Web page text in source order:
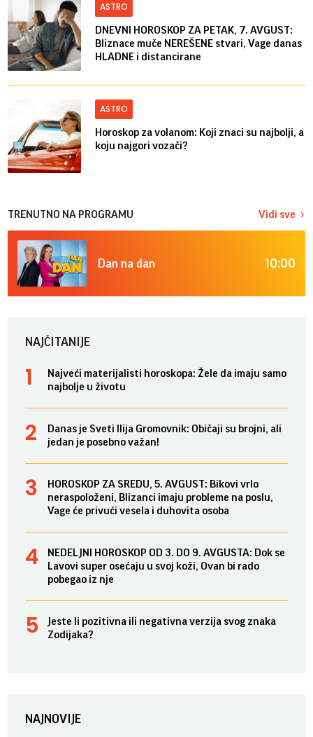
ASTRO
DNEVNI HOROSKOP ZA PETAK, 7. AVGUST:
Bliznace muče NEREŠENE stvari, Vage danas
HLADNE i distancirane
ASTRO
Horoskop za volanom: Koji znaci su najbolji, a
koju najgori vozači?
TRENUTNO NA PROGRAMU Vidi sve
Dan na dan 10:00
NAJČITANIJE
Najveći materijalisti horoskopa: Žele da imaju samo
najbolje u životu
Danas je Sveti Ilija Gromovnik: Običaji su brojni, ali
jedan je posebno važan!
HOROSKOP ZA SREDU, 5. AVGUST: Bikovi vrlo
neraspoloženi, Blizanci imaju probleme na poslu,
Vage će privući vesela i duhovita osoba
NEDELJNI HOROSKOP OD 3. DO 9. AVGUSTA: Dok se
Lavovi super osećaju u svoj koži, Ovan bi rado
pobegao iz nje
Jeste li pozitivna ili negativna verzija svog znaka
Zodijaka?
NAJNOVIJE